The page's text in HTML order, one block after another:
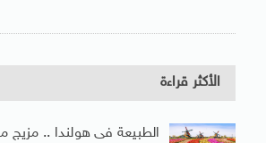
الأكثر قراءة
الطبيعة فى هولندا .. مزيج